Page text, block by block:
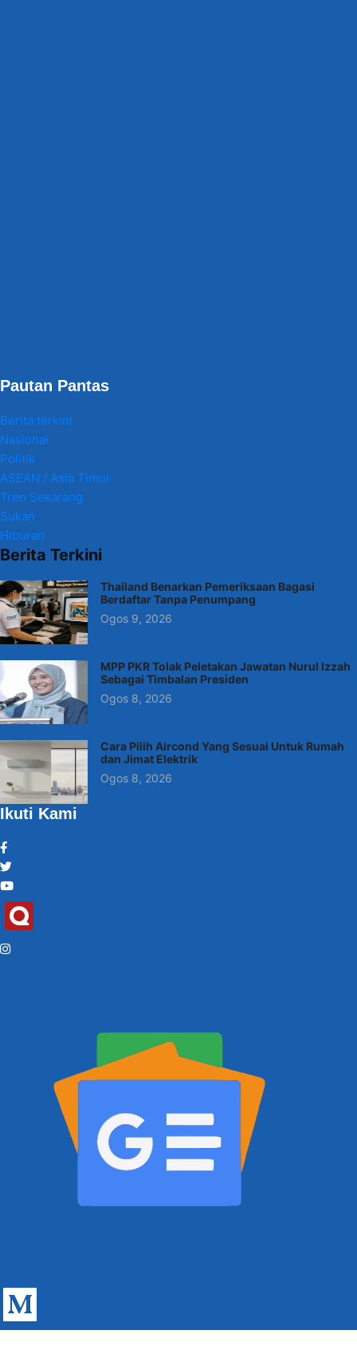
Pautan Pantas
Berita terkini
Nasional
Politik
ASEAN / Asia Timur
Tren Sekarang
Sukan
Hiburan
Berita Terkini
Thailand Benarkan Pemeriksaan Bagasi
Berdaftar Tanpa Penumpang
Ogos 9, 2026
MPP PKR Tolak Peletakan Jawatan Nurul Izzah
Sebagai Timbalan Presiden
Ogos 8, 2026
Cara Pilih Aircond Yang Sesuai Untuk Rumah
dan Jimat Elektrik
Ogos 8, 2026
Ikuti Kami